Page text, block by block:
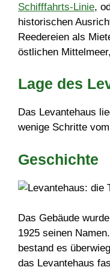
Schifffahrts-Linie,
historischen
Reedereien als
östlichen
Lage des
Das Levantehaus
wenige Schritte
Geschichte
Das Gebäude
1925 seinen
bestand es
das Levantehaus